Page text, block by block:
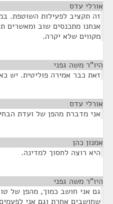
אורלי עדס
זה תקציב לפעילות השוטפת.
אנחנו מתכנסים שוב ומאשרים
מקווים שלא יקרה.
היו"ר משה גפני
זאת כבר אמירה פוליטית. יש
אורלי עדס
אני מדברת מהפן של ועדת
אמנון כהן
היא רוצה לחסוך למדינה.
היו"ר משה גפני
גם אני חושב כמוך, מהפן של
שחושבים אחרת וגם אני